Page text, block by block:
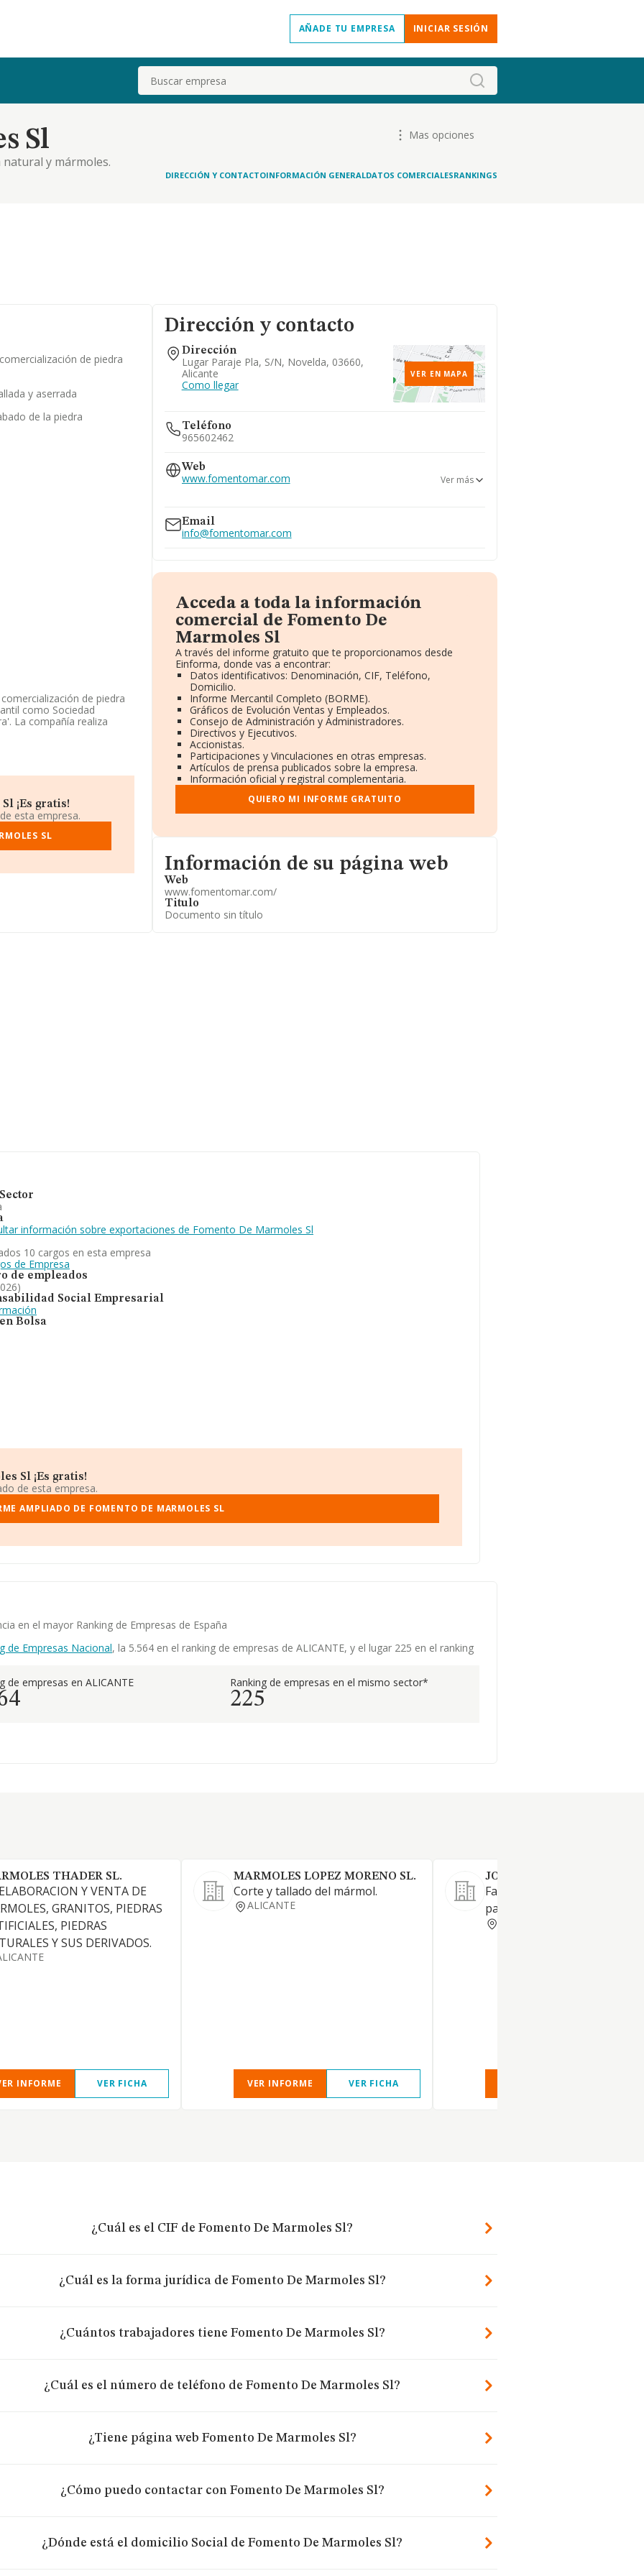
AÑADE TU EMPRESA INICIAR SESIÓN
Buscar
Sl
y mármoles.
Mas opciones
DIRECCIÓN Y CONTACTOINFORMACIÓN GENERALDATOS COMERCIALESRANKINGS
de piedra
y aserrada
de la piedra
de piedra
como Sociedad
La compañía realiza
caído 53 puestos a nivel
anterior. En el ranking de
como:Maderas Lalbar
28.260 posiciones
la adelantan en el
la empresa se posiciona
Materiales Para La
¡Es gratis!
esta empresa.
SL
Dirección y contacto
Dirección
Lugar Paraje Pla, S/n, Novelda, 03660,
Alicante
Como llegar
VER EN MAPA
Teléfono
965602462
Web
www.fomentomar.com Ver más
Email
info@fomentomar.com
Acceda a toda la información
comercial de Fomento De
Marmoles Sl
A través del informe gratuito que te proporcionamos desde
Einforma, donde vas a encontrar:
Datos identificativos: Denominación, CIF, Teléfono,
Domicilio.
Informe Mercantil Completo (BORME).
Gráficos de Evolución Ventas y Empleados.
Consejo de Administración y Administradores.
Directivos y Ejecutivos.
Accionistas.
Participaciones y Vinculaciones en otras empresas.
Artículos de prensa publicados sobre la empresa.
Información oficial y registral complementaria.
QUIERO MI INFORME GRATUITO
Informacion de su página web
Información de su página web
Web
www.fomentomar.com/
Titulo
Documento sin título
información sobre exportaciones de Fomento De Marmoles Sl
10 cargos en esta empresa
de Empresa
de empleados
Social Empresarial
Bolsa
Sl ¡Es gratis!
de esta empresa.
AMPLIADO DE FOMENTO DE MARMOLES SL
en el mayor Ranking de Empresas de España
de Empresas Nacional, la 5.564 en el ranking de empresas de ALICANTE, y el lugar 225 en el ranking
de empresas en ALICANTE Ranking de empresas en el mismo sector*
225
THADER SL.
Y VENTA DE
GRANITOS, PIEDRAS
PIEDRAS
Y SUS DERIVADOS.
INFORME VER FICHA
MARMOLES LOPEZ MORENO SL.
Corte y tallado del mármol.
ALICANTE
VER INFORME VER FICHA
JOSE CANDELA GARCIA SL
Fabricación de bases de
para trofeos.
¿Cuál es el CIF de Fomento De Marmoles Sl?
¿Cuál es la forma jurídica de Fomento De Marmoles Sl?
¿Cuántos trabajadores tiene Fomento De Marmoles Sl?
¿Cuál es el número de teléfono de Fomento De Marmoles Sl?
¿Tiene página web Fomento De Marmoles Sl?
¿Cómo puedo contactar con Fomento De Marmoles Sl?
¿Dónde está el domicilio Social de Fomento De Marmoles Sl?